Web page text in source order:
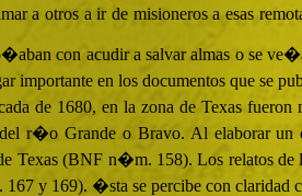
a otros a ir de misioneros a esas
con acudir a salvar almas o se
importante en los documentos que se
de 1680, en la zona de Texas fueron
r�o Grande o Bravo. Al elaborar un
Texas (BNF n�m. 158). Los relatos de
y 169). �sta se percibe con claridad